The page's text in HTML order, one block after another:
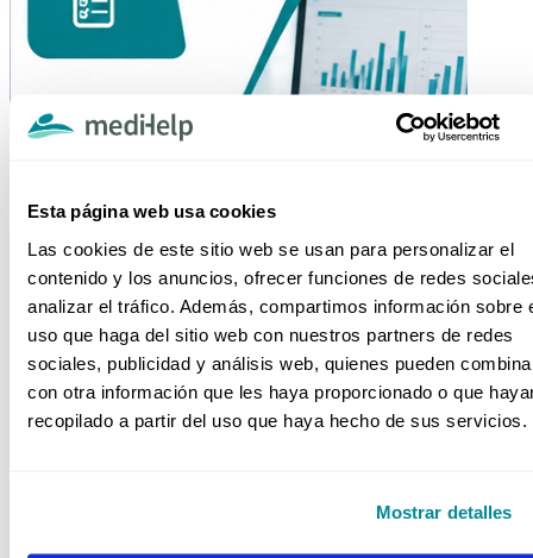
Esta página web usa cookies
Las cookies de este sitio web se usan para personalizar el
contenido y los anuncios, ofrecer funciones de redes
analizar el tráfico. Además, compartimos información sobre
uso que haga del sitio web con nuestros partners de redes
sociales, publicidad y análisis web, quienes pueden
con otra información que les haya proporcionado o que
recopilado a partir del uso que haya hecho de sus servicios.
Mostrar detalles